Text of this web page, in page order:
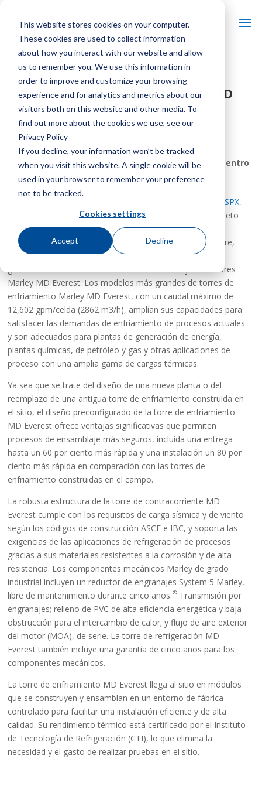
This website stores cookies on your computer.
These cookies are used to collect information
about how you interact with our website and allow
us to remember you. We use this information in
order to improve and customize your browsing
experience and for analytics and metrics about our
visitors both on this website and other media. To
find out more about the cookies we use, see our
Privacy Policy
If you decline, your information won’t be tracked
when you visit this website. A single cookie will be
used in your browser to remember your preference
not to be tracked.
Cookies settings
Accept Decline
La nueva torre de enfriamiento
modular de contraflujo Marley MD
Everest de mayor capacidad
permite…
Por:Personal técnico de refrigeración de SPX| En:
Centro
de noticias Keep It Cool
Tecnologías de refrigeración SPX,
, líder de la industria de línea completa y servicio completo
en el diseño y fabricación de torres de enfriamiento por
evaporación e intercambiadores de calor enfriados por aire,
anuncia que ya están disponibles nuevos modelos más
grandes de torres de enfriamiento de contraflujo modulares
Marley MD Everest. Los modelos más grandes de torres de
enfriamiento Marley MD Everest, con un caudal máximo de
12,602 gpm/celda (2862 m3/h), amplían sus capacidades para
satisfacer las demandas de enfriamiento de procesos actuales
y son adecuados para plantas de generación de energía,
plantas químicas, de petróleo y gas y otras aplicaciones de
proceso con una amplia gama de cargas térmicas.
Ya sea que se trate del diseño de una nueva planta o del
reemplazo de una antigua torre de enfriamiento construida en
el sitio, el diseño preconfigurado de la torre de enfriamiento
MD Everest ofrece ventajas significativas que permiten
procesos de ensamblaje más seguros, incluida una entrega
hasta un 60 por ciento más rápida y una instalación un 80 por
ciento más rápida en comparación con las torres de
enfriamiento construidas en el campo.
La robusta estructura de la torre de contracorriente MD
Everest cumple con los requisitos de carga sísmica y de viento
según los códigos de construcción ASCE e IBC, y soporta las
exigencias de las aplicaciones de refrigeración de procesos
gracias a sus materiales resistentes a la corrosión y de alta
resistencia. Los componentes mecánicos Marley de grado
industrial incluyen un reductor de engranajes System 5 Marley,
libre de mantenimiento durante cinco años.®Transmisión por
engranajes; relleno de PVC de alta eficiencia energética y baja
obstrucción para el intercambio de calor; y flujo de aire exterior
del motor (MOA), de serie. La torre de refrigeración MD
Everest también incluye una garantía de cinco años para los
componentes mecánicos.
La torre de enfriamiento MD Everest llega al sitio en módulos
que se construyen y ensamblan en un entorno de fábrica
controlado para facilitar una instalación eficiente y de alta
calidad. Su rendimiento térmico está certificado por el Instituto
de Tecnología de Refrigeración (CTI), lo que elimina la
necesidad y el gasto de realizar pruebas en el sitio.